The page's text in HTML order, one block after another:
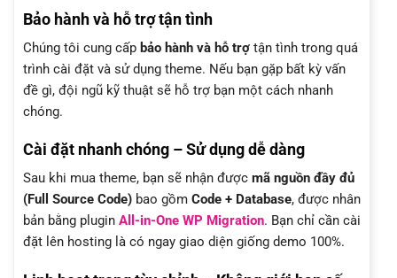
Bảo hành và hỗ trợ tận tình
Chúng tôi cung cấp bảo hành và hỗ trợ tận tình trong quá
trình cài đặt và sử dụng theme. Nếu bạn gặp bất kỳ vấn
đề gì, đội ngũ kỹ thuật sẽ hỗ trợ bạn một cách nhanh
chóng.
Cài đặt nhanh chóng – Sử dụng dễ dàng
Sau khi mua theme, bạn sẽ nhận được mã nguồn đầy đủ
(Full Source Code) bao gồm Code + Database, được nhân
bản bằng plugin All-in-One WP Migration. Bạn chỉ cần cài
đặt lên hosting là có ngay giao diện giống demo 100%.